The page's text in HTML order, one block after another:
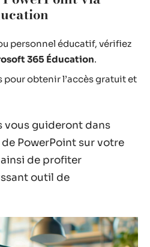
personnel éducatif, vérifiez
365 Éducation.
pour obtenir l’accès gratuit et
vous guideront dans
PowerPoint sur votre
de profiter
outil de